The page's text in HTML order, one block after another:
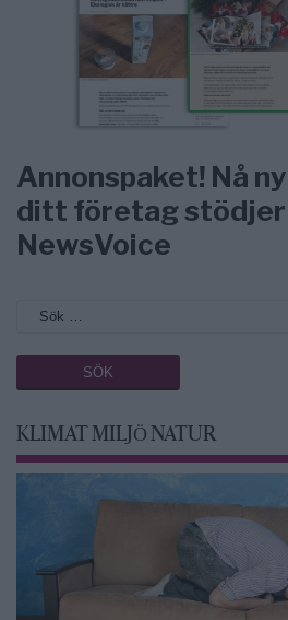
Annonspaket! Nå
ditt företag
NewsVoice
KLIMAT MILJÖ NATUR